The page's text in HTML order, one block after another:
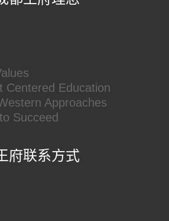
Centered Education
Approaches
Succeed
府联系方式